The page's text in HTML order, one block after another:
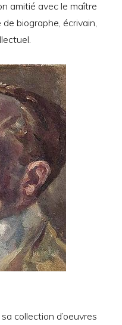
amitié avec le maître
biographe, écrivain,
collection d’oeuvres